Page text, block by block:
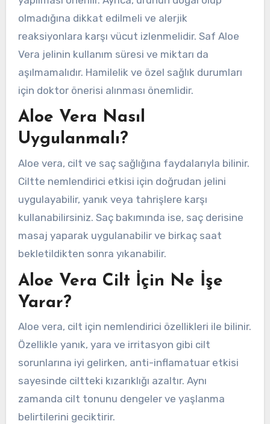
olmadığına dikkat edilmeli ve alerjik
reaksiyonlara karşı vücut izlenmelidir. Saf Aloe
Vera jelinin kullanım süresi ve miktarı da
aşılmamalıdır. Hamilelik ve özel sağlık durumları
için doktor önerisi alınması önemlidir.
Aloe Vera Nasıl
Uygulanmalı?
Aloe vera, cilt ve saç sağlığına faydalarıyla bilinir.
Ciltte nemlendirici etkisi için doğrudan jelini
uygulayabilir, yanık veya tahrişlere karşı
kullanabilirsiniz. Saç bakımında ise, saç derisine
masaj yaparak uygulanabilir ve birkaç saat
bekletildikten sonra yıkanabilir.
Aloe Vera Cilt İçin Ne İşe
Yarar?
Aloe vera, cilt için nemlendirici özellikleri ile bilinir.
Özellikle yanık, yara ve irritasyon gibi cilt
sorunlarına iyi gelirken, anti-inflamatuar etkisi
sayesinde ciltteki kızarıklığı azaltır. Aynı
zamanda cilt tonunu dengeler ve yaşlanma
belirtilerini geciktirir.